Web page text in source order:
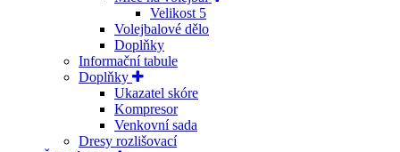
Velikost 5
Volejbalové dělo
Doplňky
Informační tabule
Doplňky
Ukazatel skóre
Kompresor
Venkovní sada
Dresy rozlišovací